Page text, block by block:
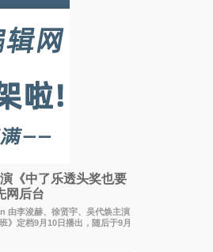
《中了乐透头奖也要
网后台
李浚赫、徐贤宇、吴代焕主演
》定档9月10日播出，随后于9月
双平台播出模式。 本剧改